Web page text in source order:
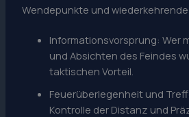
Wendepunkte und
Informationsvorsprung: Wer
und Absichten des Feindes
taktischen Vorteil.
Feuerüberlegenheit und
Kontrolle der Distanz und